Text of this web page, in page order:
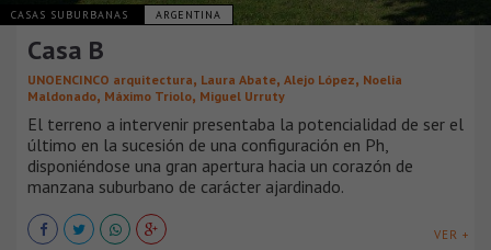
CASAS SUBURBANAS ARGENTINA
Casa B
UNOENCINCO arquitectura, Laura Abate, Alejo López, Noelia
Maldonado, Máximo Triolo, Miguel Urruty
El terreno a intervenir presentaba la potencialidad de ser el
último en la sucesión de una configuración en Ph,
disponiéndose una gran apertura hacia un corazón de
manzana suburbano de carácter ajardinado.
VER +